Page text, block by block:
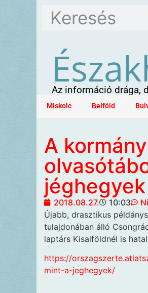
Az információ drága,
Miskolc Belföld
A
jéghegyek
2018.08.27. 10:03
Újabb, drasztikus
tulajdonában álló
laptárs Kisalföldnél is
https://
mint-a-jeghegyek/